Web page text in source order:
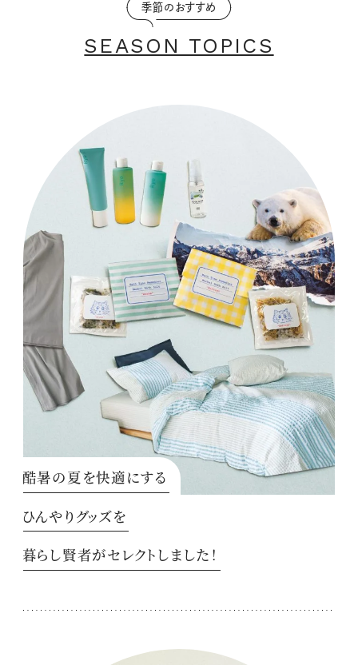
季節のおすすめ
SEASON TOPICS
酷暑の夏を快適にする
ひんやりグッズを
暮らし賢者がセレクトしました！